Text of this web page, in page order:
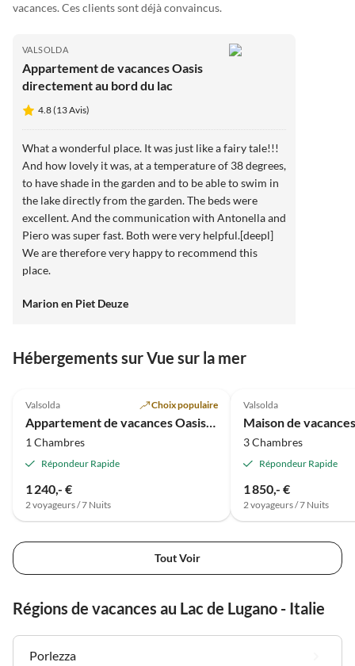
vacances. Ces clients sont déjà convaincus.
VALSOLDA
Appartement de vacances Oasis
directement au bord du lac
4.8 (13 Avis)
What a wonderful place. It was just like a fairy tale!!!
And how lovely it was, at a temperature of 38 degrees,
to have shade in the garden and to be able to swim in
the lake directly from the garden. The beds were
excellent. And the communication with Antonella and
Piero was super fast. Both were very helpful.[deepl]
We are therefore very happy to recommend this
place.
Marion en Piet Deuze
Hébergements sur Vue sur la mer
Valsolda Choix populaire
Appartement de vacances Oasis directement au bord du lac
1 Chambres
Répondeur Rapide
1 240,- €
2 voyageurs / 7 Nuits
Valsolda
3 Chambres
Répondeur Rapide
1 850,- €
2 voyageurs / 7 Nuits
Tout Voir
Régions de vacances au Lac de Lugano - Italie
Porlezza